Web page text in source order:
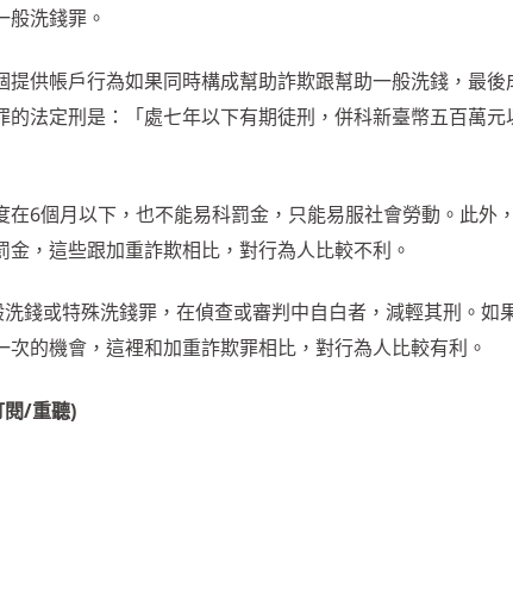
洗錢罪。
供帳戶行為如果同時構成幫助詐欺跟幫助一般洗錢，最後
法定刑是：「處七年以下有期徒刑，併科新臺幣五百萬元
6個月以下，也不能易科罰金，只能易服社會勞動。此外
，這些跟加重詐欺相比，對行為人比較不利。
錢或特殊洗錢罪，在偵查或審判中自白者，減輕其刑。如
的機會，這裡和加重詐欺罪相比，對行為人比較有利。
閱/重聽)